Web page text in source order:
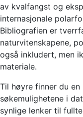
av kvalfangst og
internasjonale
Bibliografien er
naturvitenskapene,
også inkludert, men
materiale.
Til høyre finner du
søkemulighetene i
synlige lenker til